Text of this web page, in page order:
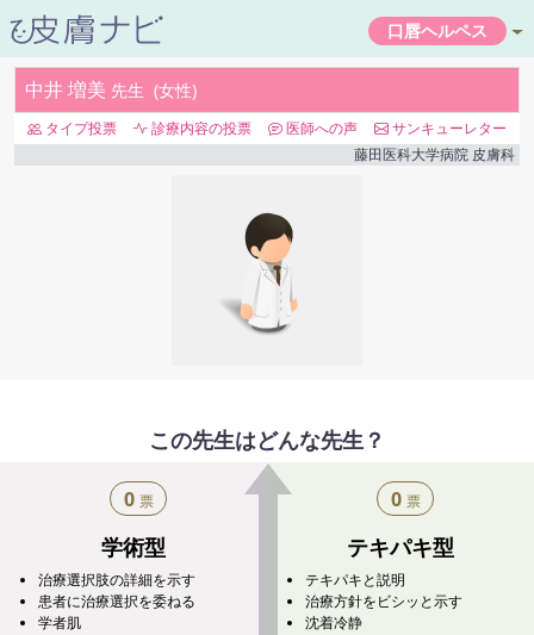
口唇ヘルペス
中井 増美 先生 女性
タイプ投票 診療内容の投票 医師への声
サンキューレター
藤田医科大学病院 皮膚科
この先生はどんな先生？
0 票
学術型
治療選択肢の詳細を示す
患者に治療選択を委ねる
学者肌
0 票
テキパキ型
テキパキと説明
治療方針をビシッと示す
沈着冷静